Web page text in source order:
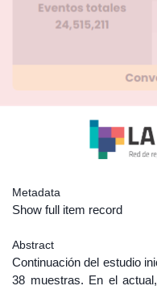
Metadata
Show full item record
Abstract
Continuación del estudio
38 muestras. En el